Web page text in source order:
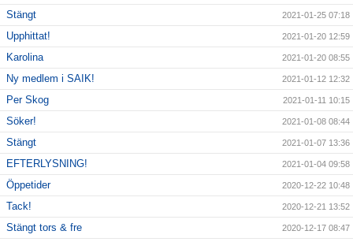
Stängt 2021-01-25 07:18
Upphittat! 2021-01-20 12:59
Karolina 2021-01-20 08:55
Ny medlem i SAIK! 2021-01-12 12:32
Per Skog 2021-01-11 10:15
Söker! 2021-01-08 08:44
Stängt 2021-01-07 13:36
EFTERLYSNING! 2021-01-04 09:58
Öppetider 2020-12-22 10:48
Tack! 2020-12-21 13:52
Stängt tors & fre 2020-12-17 08:47